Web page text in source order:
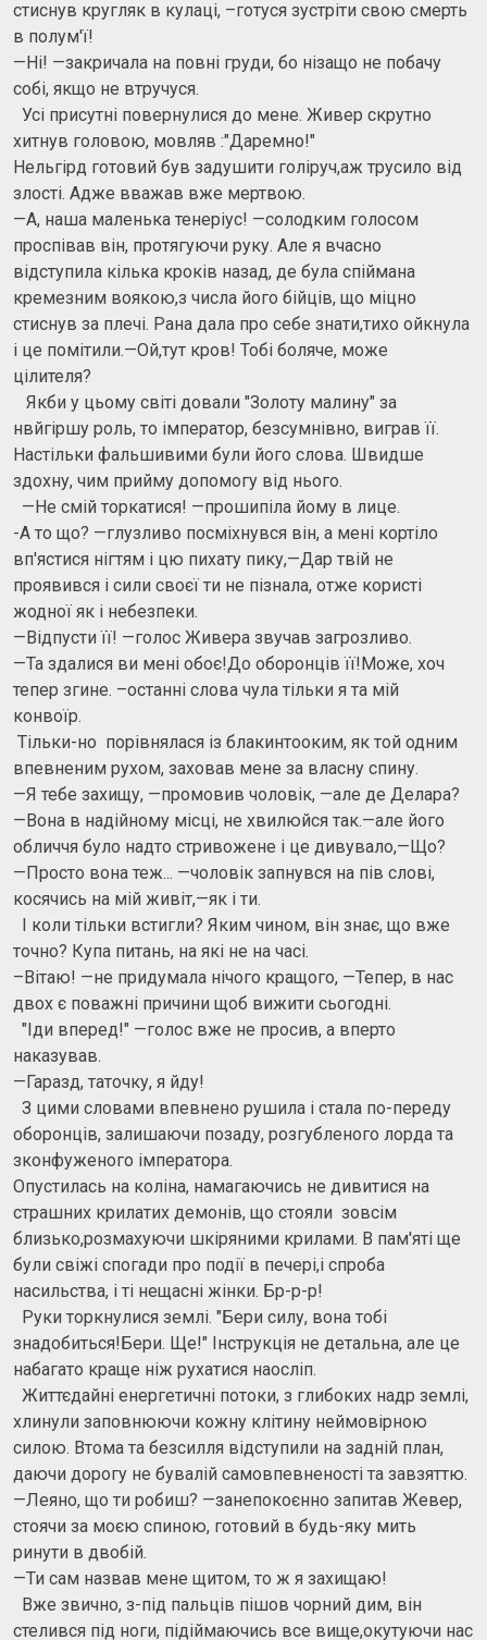
стиснув кругляк в кулаці, –готуся зустріти свою смерть
в полум'ї!
—Ні! —закричала на повні груди, бо нізащо не побачу
собі, якщо не втручуся.
Усі присутні повернулися до мене. Живер скрутно
хитнув головою, мовляв :"Даремно!"
Нельгірд готовий був задушити голіруч,аж трусило від
злості. Адже вважав вже мертвою.
—А, наша маленька тенеріус! —солодким голосом
проспівав він, протягуючи руку. Але я вчасно
відступила кілька кроків назад, де була спіймана
кремезним воякою,з числа його бійців, що міцно
стиснув за плечі. Рана дала про себе знати,тихо ойкнула
і це помітили.—Ой,тут кров! Тобі боляче, може
цілителя?
Якби у цьому світі довали "Золоту малину" за
нвйгіршу роль, то імператор, безсумнівно, виграв її.
Настільки фальшивими були його слова. Швидше
здохну, чим прийму допомогу від нього.
—Не смій торкатися! —прошипіла йому в лице.
-А то що? —глузливо посміхнувся він, а мені кортіло
вп'ястися нігтям і цю пихату пику,—Дар твій не
проявився і сили своєї ти не пізнала, отже користі
жодної як і небезпеки.
—Відпусти її! —голос Живера звучав загрозливо.
—Та здалися ви мені обоє!До оборонців її!Може, хоч
тепер згине. –останні слова чула тільки я та мій
конвоїр.
Тільки-но порівнялася із блакинтооким, як той одним
впевненим рухом, заховав мене за власну спину.
—Я тебе захищу, —промовив чоловік, —але де Делара?
—Вона в надійному місці, не хвилюйся так.—але його
обличчя було надто стривожене і це дивувало,—Що?
—Просто вона теж... —чоловік запнувся на пів слові,
косячись на мій живіт,—як і ти.
І коли тільки встигли? Яким чином, він знає, що вже
точно? Купа питань, на які не на часі.
–Вітаю! —не придумала нічого кращого, —Тепер, в нас
двох є поважні причини щоб вижити сьогодні.
"Іди вперед!" —голос вже не просив, а вперто
наказував.
—Гаразд, таточку, я йду!
З цими словами впевнено рушила і стала по-переду
оборонців, залишаючи позаду, розгубленого лорда та
зконфуженого імператора.
Опустилась на коліна, намагаючись не дивитися на
страшних крилатих демонів, що стояли зовсім
близько,розмахуючи шкіряними крилами. В пам'яті ще
були свіжі спогади про події в печері,і спроба
насильства, і ті нещасні жінки. Бр-р-р!
Руки торкнулися землі. "Бери силу, вона тобі
знадобиться!Бери. Ще!" Інструкція не детальна, але це
набагато краще ніж рухатися наосліп.
Життєдайні енергетичні потоки, з глибоких надр землі,
хлинули заповнюючи кожну клітину неймовірною
силою. Втома та безсилля відступили на задній план,
даючи дорогу не бувалій самовпевненості та завзяттю.
—Леяно, що ти робиш? —занепокоєнно запитав Жевер,
стоячи за моєю спиною, готовий в будь-яку мить
ринути в двобій.
—Ти сам назвав мене щитом, то ж я захищаю!
Вже звично, з-під пальців пішов чорний дим, він
стелився під ноги, підіймаючись все вище,окутуючи нас